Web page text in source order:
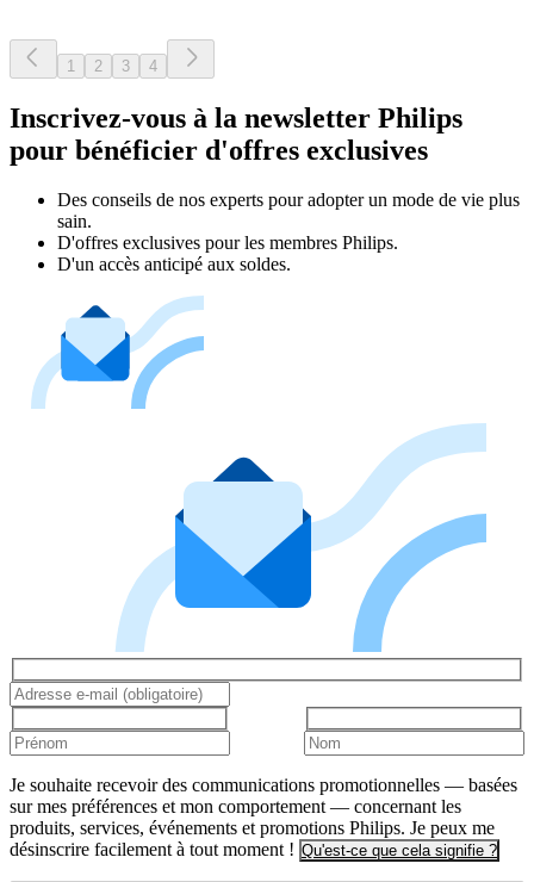
1 2 3 4
Inscrivez-vous à la newsletter Philips
pour bénéficier d'offres exclusives
Des conseils de nos experts pour adopter un mode de vie plus
sain.
D'offres exclusives pour les membres Philips.
D'un accès anticipé aux soldes.
Je souhaite recevoir des communications promotionnelles — basées
sur mes préférences et mon comportement — concernant les
produits, services, événements et promotions Philips. Je peux me
désinscrire facilement à tout moment ! Qu'est-ce que cela signifie ?